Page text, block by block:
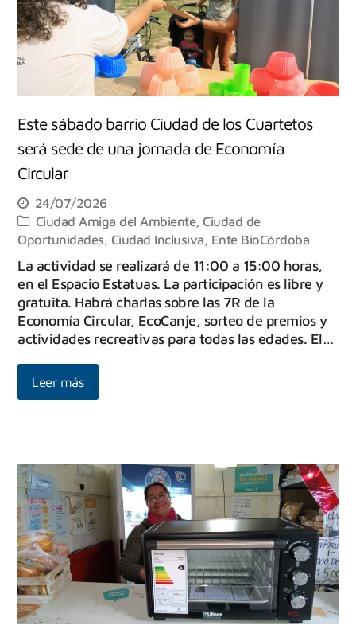
Este sábado barrio Ciudad de los Cuartetos
será sede de una jornada de Economía
Circular
24/07/2026
Ciudad Amiga del Ambiente,Ciudad de
Oportunidades, Ciudad Inclusiva, Ente BioCórdoba
La actividad se realizará de 11:00 a 15:00 horas,
en el Espacio Estatuas. La participación es libre y
gratuita. Habrá charlas sobre las 7R de la
Economía Circular, EcoCanje, sorteo de premios y
actividades recreativas para todas las edades. El…
Leer más